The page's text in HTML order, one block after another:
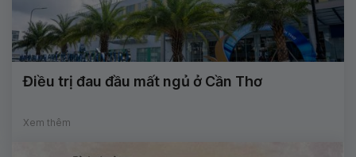
Điều trị đau đầu mất ngủ ở Cần Thơ
Xem thêm